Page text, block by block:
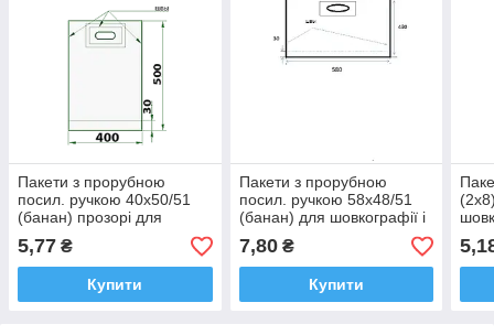
Пакети з прорубною
посил. ручкою 40х50/51
(банан) прозорі для
шовкографії і
трафаретного друку -100
шт.
5,77 ₴
Купити
Пакети з прорубною
посил. ручкою 58х48/51
(банан) для шовкографії і
трафаретного друку - 100
шт.
7,80₴
Купити
шт.